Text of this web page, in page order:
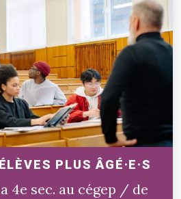
PLUS ÂGÉ·E·S
4e sec. au cégep / de